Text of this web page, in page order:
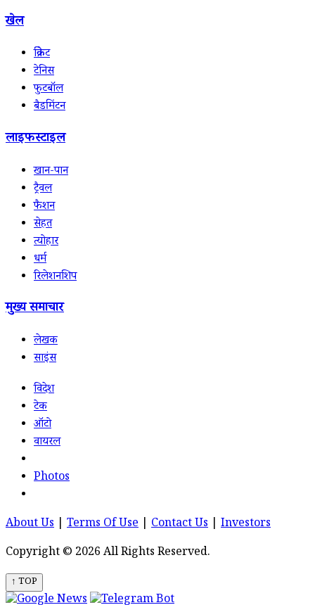
खेल
क्रिकेट
टेनिस
फुटबॉल
बैडमिंटन
लाइफस्टाइल
खान-पान
ट्रैवल
फैशन
सेहत
त्योहार
धर्म
रिलेशनशिप
मुख्य समाचार
लेखक
साइंस
विदेश
टेक
ऑटो
वायरल
Photos
About Us Terms Of Use Contact Us
Investors
Copyright © 2026 All Rights Reserved.
↑ TOP